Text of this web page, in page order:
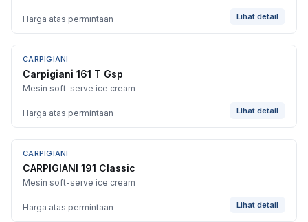
Harga atas permintaan Lihat detail
CARPIGIANI
Carpigiani 161 T Gsp
Mesin soft-serve ice cream
Harga atas permintaan Lihat detail
CARPIGIANI
CARPIGIANI 191 Classic
Mesin soft-serve ice cream
Harga atas permintaan Lihat detail